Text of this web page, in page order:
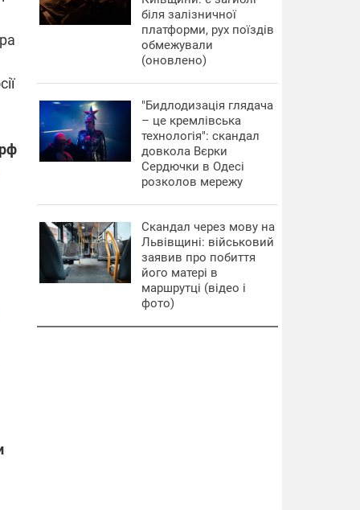
біля залізничної
платформи, рух поїздів
обмежували
(оновлено)
"Бидлодизація глядача
– це кремлівська
технологія": скандал
довкола Вєрки
Сердючки в Одесі
розколов мережу
Скандал через мову на
Львівщині: військовий
заявив про побиття
його матері в
маршрутці (відео і
фото)